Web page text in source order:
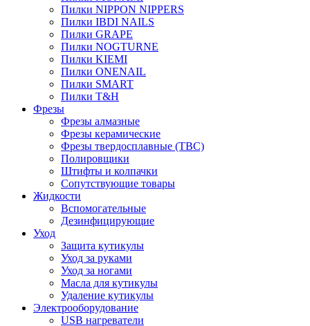
Пилки NIPPON NIPPERS
Пилки IBDI NAILS
Пилки GRAPE
Пилки NOGTURNE
Пилки KIEMI
Пилки ONENAIL
Пилки SMART
Пилки T&H
Фрезы
Фрезы алмазные
Фрезы керамические
Фрезы твердосплавные (ТВС)
Полировщики
Штифты и колпачки
Сопутствующие товары
Жидкости
Вспомогательные
Дезинфицирующие
Уход
Защита кутикулы
Уход за руками
Уход за ногами
Масла для кутикулы
Удаление кутикулы
Электрооборудование
USB нагреватели